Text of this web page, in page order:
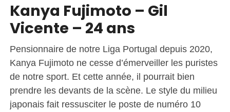
Kanya Fujimoto – Gil
Vicente – 24 ans
Pensionnaire de notre Liga Portugal depuis 2020,
Kanya Fujimoto ne cesse d’émerveiller les puristes
de notre sport. Et cette année, il pourrait bien
prendre les devants de la scène. Le style du milieu
japonais fait ressusciter le poste de numéro 10